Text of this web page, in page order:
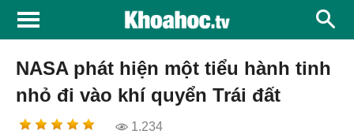
NASA phát hiện một tiểu hành tinh
nhỏ đi vào khí quyển Trái đất
1.234